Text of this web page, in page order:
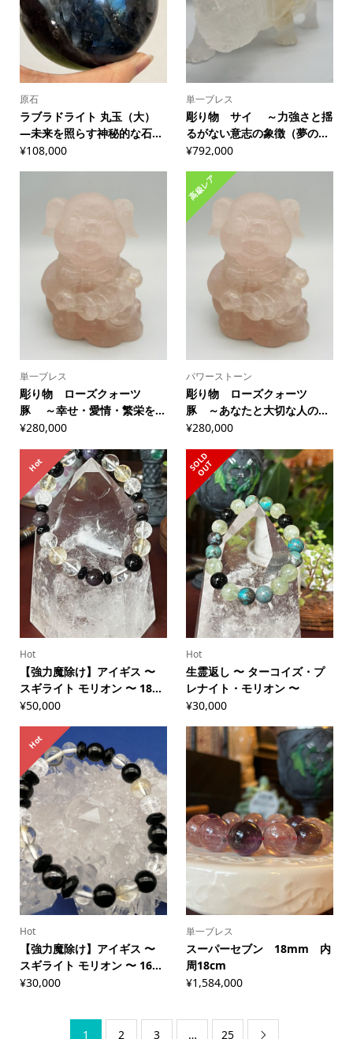
原石
ラブラドライト 丸玉（大）
―未来を照らす神秘的な石...
¥108,000
単一ブレス
彫り物 サイ ～力強さと揺
るがない意志の象徴（夢の...
¥792,000
単一ブレス
彫り物 ローズクォーツ
豚 ～幸せ・愛情・繁栄を...
¥280,000
高級レア
パワーストーン
彫り物 ローズクォーツ
豚 ～あなたと大切な人の...
¥280,000
Hot
Hot
【強力魔除け】アイギス 〜
スギライト モリオン 〜 18...
¥50,000
S
O
L
D
O
U
T
Hot
生霊返し 〜 ターコイズ・プ
レナイト・モリオン 〜
¥30,000
Hot
Hot
【強力魔除け】アイギス 〜
スギライト モリオン 〜 16...
¥30,000
単一ブレス
スーパーセブン 18mm 内
周18cm
¥1,584,000
1 2 3 … 25 